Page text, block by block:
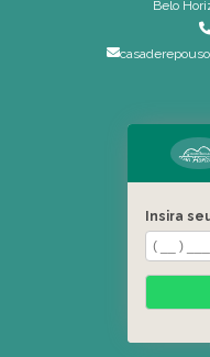
Belo
Insira